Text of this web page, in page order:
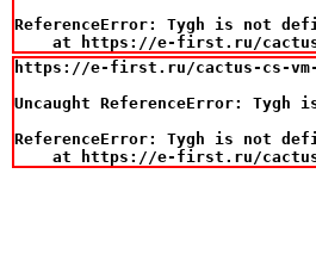
ReferenceError: Tygh is not
at https://e-first.ru/
https://e-first.ru/cactus-cs-vm-
Uncaught ReferenceError: Tygh
ReferenceError: Tygh is not
at https://e-first.ru/